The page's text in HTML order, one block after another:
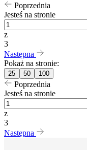
Poprzednia
Jesteś na stronie
z
3
Następna
Pokaż na stronie:
25 50 100
Poprzednia
Jesteś na stronie
z
3
Następna